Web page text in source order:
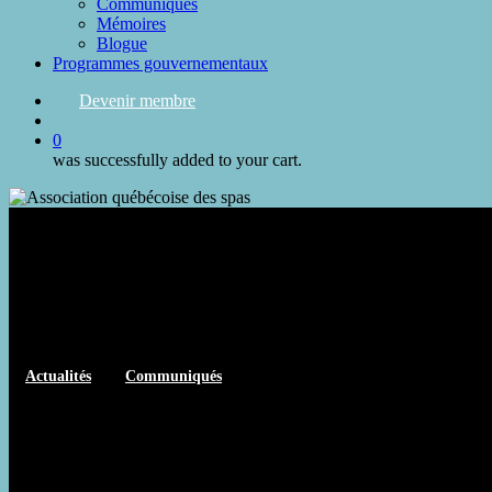
Communiqués
Mémoires
Blogue
Programmes gouvernementaux
Devenir membre
0
was successfully added to your cart.
Actualités Communiqués